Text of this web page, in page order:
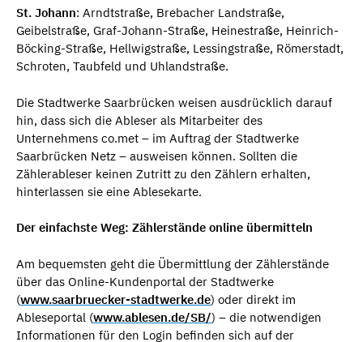
St. Johann: Arndtstraße, Brebacher Landstraße,
Geibelstraße, Graf-Johann-Straße, Heinestraße, Heinrich-
Böcking-Straße, Hellwigstraße, Lessingstraße, Römerstadt,
Schroten, Taubfeld und Uhlandstraße.
Die Stadtwerke Saarbrücken weisen ausdrücklich darauf
hin, dass sich die Ableser als Mitarbeiter des
Unternehmens co.met – im Auftrag der Stadtwerke
Saarbrücken Netz – ausweisen können. Sollten die
Zählerableser keinen Zutritt zu den Zählern erhalten,
hinterlassen sie eine Ablesekarte.
Der einfachste Weg: Zählerstände online übermitteln
Am bequemsten geht die Übermittlung der Zählerstände
über das Online-Kundenportal der Stadtwerke
(www.saarbruecker-stadtwerke.de) oder direkt im
Ableseportal (www.ablesen.de/SB/) – die notwendigen
Informationen für den Login befinden sich auf der